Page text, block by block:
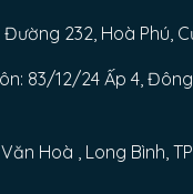
232, Hoà Phú,
83/12/24 Ấp 4,
Hoà , Long Bình,